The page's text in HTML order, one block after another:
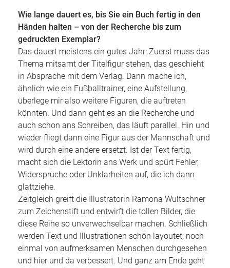
Wie lange dauert es, bis Sie ein Buch fertig in den
Händen halten – von der Recherche bis zum
gedruckten Exemplar?
Das dauert meistens ein gutes Jahr: Zuerst muss das
Thema mitsamt der Titelfigur stehen, das geschieht
in Absprache mit dem Verlag. Dann mache ich,
ähnlich wie ein Fußballtrainer, eine Aufstellung,
überlege mir also weitere Figuren, die auftreten
könnten. Und dann geht es an die Recherche und
auch schon ans Schreiben, das läuft parallel. Hin und
wieder fliegt dann eine Figur aus der Mannschaft und
wird durch eine andere ersetzt. Ist der Text fertig,
macht sich die Lektorin ans Werk und spürt Fehler,
Widersprüche oder Unklarheiten auf, die ich dann
glattziehe.
Zeitgleich greift die Illustratorin Ramona Wultschner
zum Zeichenstift und entwirft die tollen Bilder, die
diese Reihe so unverwechselbar machen. Schließlich
werden Text und Illustrationen schön layoutet, noch
einmal von aufmerksamen Menschen durchgesehen
und hier und da verbessert. Und ganz am Ende geht